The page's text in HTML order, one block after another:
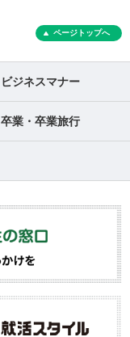
ページトップへ
ビジネスマナー
卒業・卒業旅行